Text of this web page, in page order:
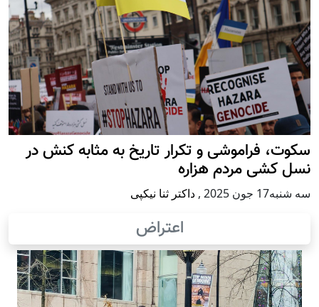
سکوت، فراموشی و تکرار تاريخ به مثابه کنش در
نسل کشی مردم هزاره
سه شنبه17 جون 2025 , داکتر ثنا نیکپی
اعتراض